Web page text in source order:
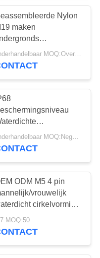
Nylon
maken
onderhandelbaar MOQ:Overeen te komen
van
onderhandelbaar MOQ:Negotiable
ODM M5 4 pin
vrouwelijk
cirkelvormig
voor
en ruimtevaart RF
MOQ:50